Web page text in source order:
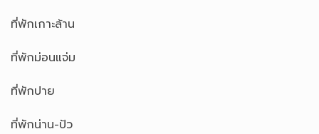
ที่พักเกาะล้าน
ที่พักม่อนแจ่ม
ที่พักปาย
ที่พักน่าน-ปัว